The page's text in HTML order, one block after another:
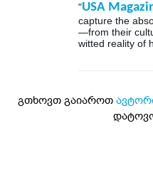
"USA
capture the
—from their
witted reality of
გთხოვთ გაიაროთ